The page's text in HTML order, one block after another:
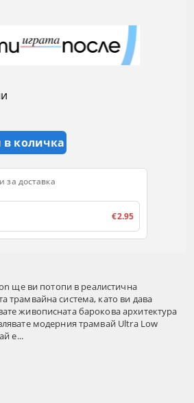
ще ви потопи в реалистична
трамвайна система, като ви дава
живописната барокова архитектура
модерния трамвай Ultra Low
е...
доставка
€2.95